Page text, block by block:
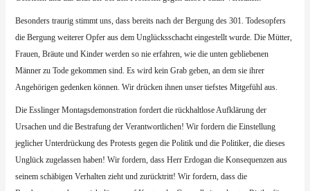
Besonders traurig stimmt uns, dass bereits nach der Bergung des 301. Todesopfers
die Bergung weiterer Opfer aus dem Unglücksschacht eingestellt wurde. Die Mütter,
Frauen, Bräute und Kinder werden so nie erfahren, wie die unten gebliebenen
Männer zu Tode gekommen sind. Es wird kein Grab geben, an dem sie ihrer
Angehörigen gedenken können. Wir drücken ihnen unser tiefstes Mitgefühl aus.
Die Esslinger Montagsdemonstration fordert die rückhaltlose Aufklärung der
Ursachen und die Bestrafung der Verantwortlichen! Wir fordern die Einstellung
jeglicher Unterdrückung des Protests gegen die Politik und die Politiker, die dieses
Unglück zugelassen haben! Wir fordern, dass Herr Erdogan die Konsequenzen aus
seinem schäbigen Verhalten zieht und zurücktritt! Wir fordern, dass die